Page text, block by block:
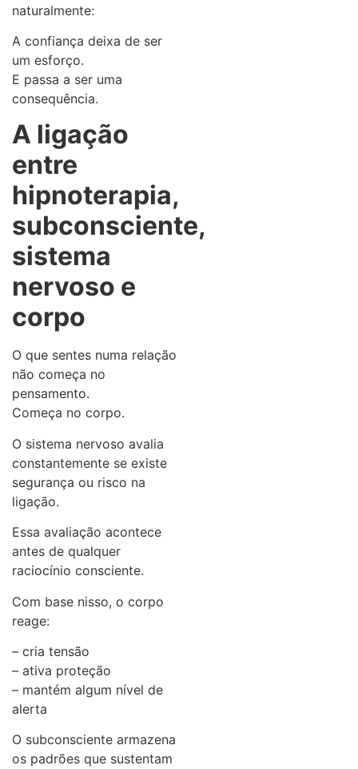
naturalmente:
A confiança deixa de ser
um esforço.
E passa a ser uma
consequência.
A ligação
entre
hipnoterapia,
subconsciente,
sistema
nervoso e
corpo
O que sentes numa relação
não começa no
pensamento.
Começa no corpo.
O sistema nervoso avalia
constantemente se existe
segurança ou risco na
ligação.
Essa avaliação acontece
antes de qualquer
raciocínio consciente.
Com base nisso, o corpo
reage:
– cria tensão
– ativa proteção
– mantém algum nível de
alerta
O subconsciente armazena
os padrões que sustentam